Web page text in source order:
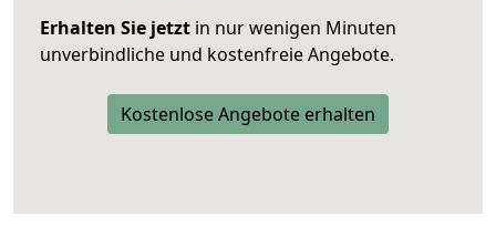
Erhalten Sie jetzt in nur wenigen Minuten
unverbindliche und kostenfreie Angebote.
Kostenlose Angebote erhalten